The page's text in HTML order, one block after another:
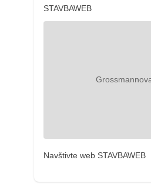
STAVBAWEB
Navštivte web STAVBAWEB